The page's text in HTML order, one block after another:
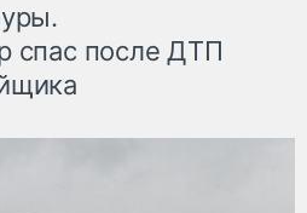
спас после ДТП